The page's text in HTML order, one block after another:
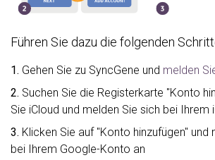
Führen Sie dazu die folgenden
1. Gehen Sie zu SyncGene und melden
2. Suchen Sie die Registerkarte "Konto
Sie iCloud und melden Sie sich bei Ihrem
3. Klicken Sie auf "Konto hinzufügen" und
bei Ihrem Google-Konto an